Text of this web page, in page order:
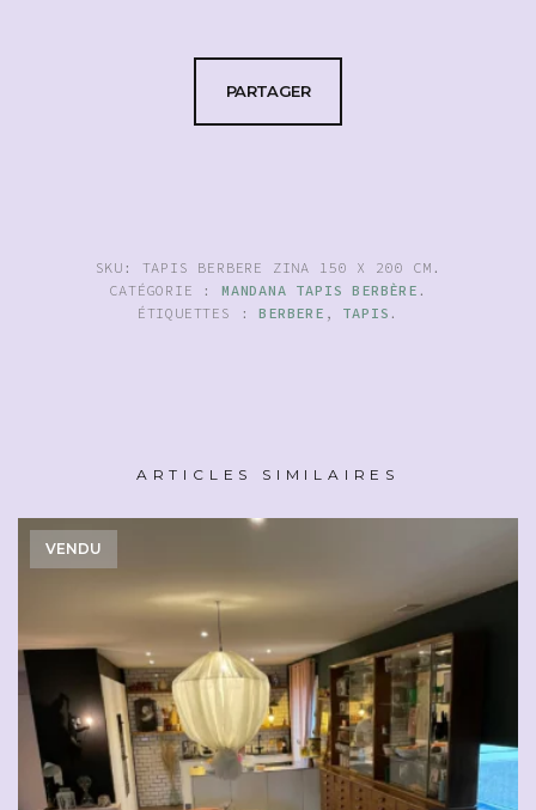
PARTAGER
SKU: TAPIS BERBERE ZINA 150 X 200 CM .
CATÉGORIE : MANDANA TAPIS BERBÈRE .
ÉTIQUETTES :BERBERE , TAPIS .
ARTICLES SIMILAIRES
VENDU